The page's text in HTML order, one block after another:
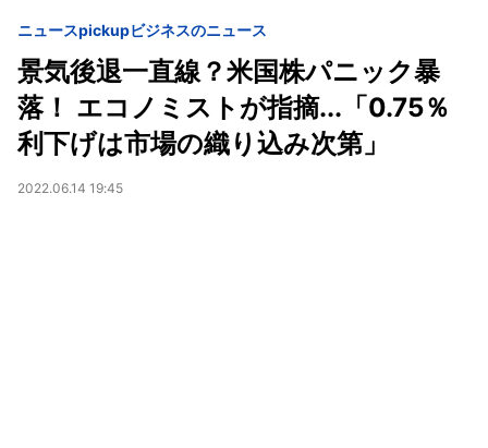
ニュースpickupビジネスのニュース
景気後退一直線？米国株パニック暴
落！ エコノミストが指摘...「0.75％
利下げは市場の織り込み次第」
2022.06.14 19:45